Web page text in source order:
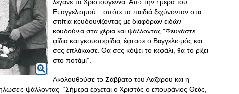
λέγανε τα Χριστούγεννα. Από την ημέρα του
Ευαγγελισμού... οπότε τα παιδιά ξεχύνονταν στα
σπίτια κουδουνίζοντας με διαφόρων ειδών
κουδούνια στα χέρια και ψάλλοντας "Φευγάστε
φίδια και γκουστερίδια, έφτασε ο Βαγγελισμός και
σας επλάκωσε. Θα σας κόψει το κεφάλι, θα το ρίξει
στο ποτάμι”.
Ακολουθούσε το Σάββατο του Λαζάρου και η
ψάλλοντας: “Σήμερα έρχεται ο Χριστός ο επουράνιος Θεός,